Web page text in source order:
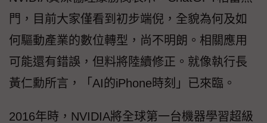
門，目前大家僅看到初步端倪，全貌為何及如
何驅動產業的數位轉型，尚不明朗。相關應用
可能還有錯誤，但料將陸續修正。就像執行長
黃仁勳所言，「AI的iPhone時刻」已來臨。
2016年時，NVIDIA將全球第一台機器學習超級